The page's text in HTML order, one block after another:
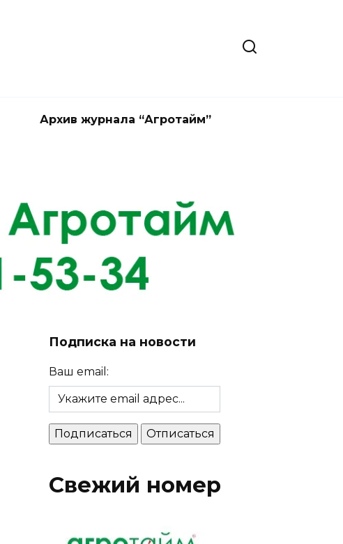
Архив журнала “Агротайм”
Подписка на новости
Ваш email:
Свежий номер